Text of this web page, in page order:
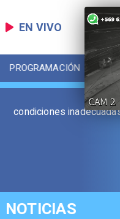
EN VIVO
PROGRAMACIÓN
condiciones
NOTICIAS